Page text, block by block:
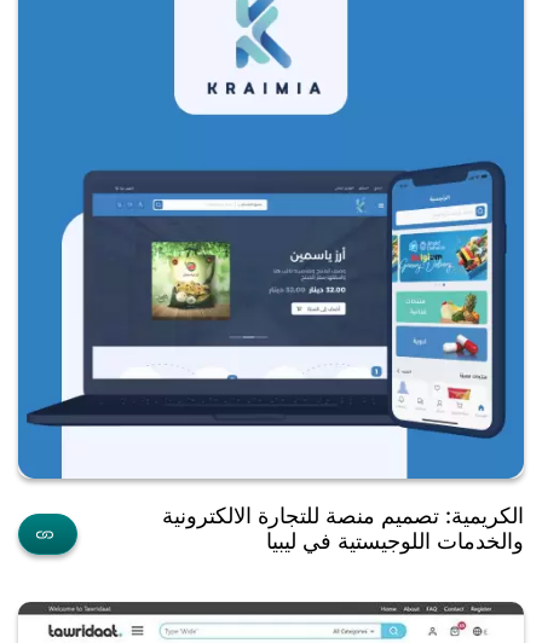
الكريمية: تصميم منصة للتجارة الالكترونية
والخدمات اللوجيستية في ليبيا